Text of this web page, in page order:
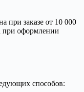
при заказе от 10 000
при оформлении
способов: